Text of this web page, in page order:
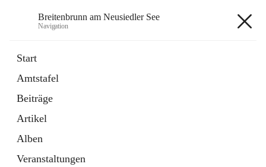
Breitenbrunn am Neusiedler See
Navigation
Start
Amtstafel
Beiträge
Artikel
Alben
Veranstaltungen
18 Schnellzugriffe
Gemeindeservice